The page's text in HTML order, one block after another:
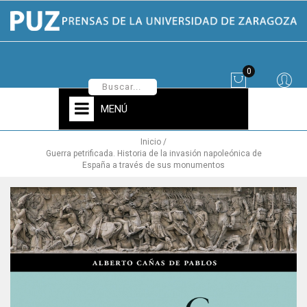
0
MENÚ
Inicio
Guerra petrificada. Historia de la invasión napoleónica de
España a través de sus monumentos